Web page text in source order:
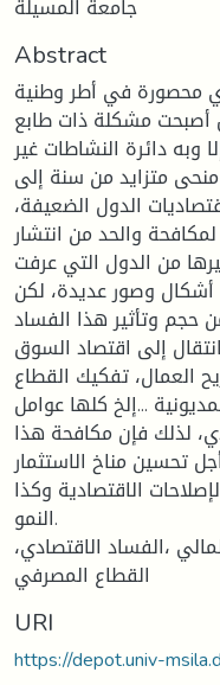
جامعة المسيلة
Abstract
محصورة في أطر وطنية
أصبحت مشكلة ذات طابع
وبه دائرة النشاطات غير
متزايد من سنة إلى
الدول الضعيفة،
والحد من انتشار
من الدول التي عرفت
أشكال وصور عديدة، لكن
حجم وتأثير هذا الفساد
إلى اقتصاد السوق،
العمال، تفكيك القطاع
...إلخ كلها عوامل
لذلك فإن مكافحة هذا
تحسين مناخ الاستثمار
الاقتصادية وكذا
النمو.
،الفساد الاقتصادي،
القطاع المصرفي
URI
https://depot.univ-